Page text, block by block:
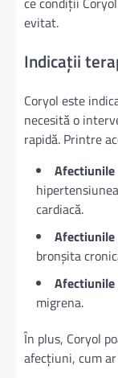
evitat.
Indicații
Coryol este
necesită o
rapidă. Printre
Afectiunile
cardiacă.
bronșita
migrena.
În plus, Coryol
afecțiuni, cum